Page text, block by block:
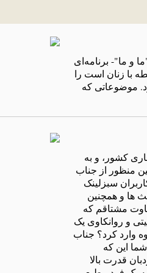
و ما"- برنامه‌ای
با زنان است را
موضوعاتی که‌
کشور، و به
منظور از جناب
سبزلینک
احتمالا با توجه به سابقه بحث ها و همچنین
مشتاقم که
و روانکاوی یک
وارد کرد؟ جناب
این که
قدرت بالا